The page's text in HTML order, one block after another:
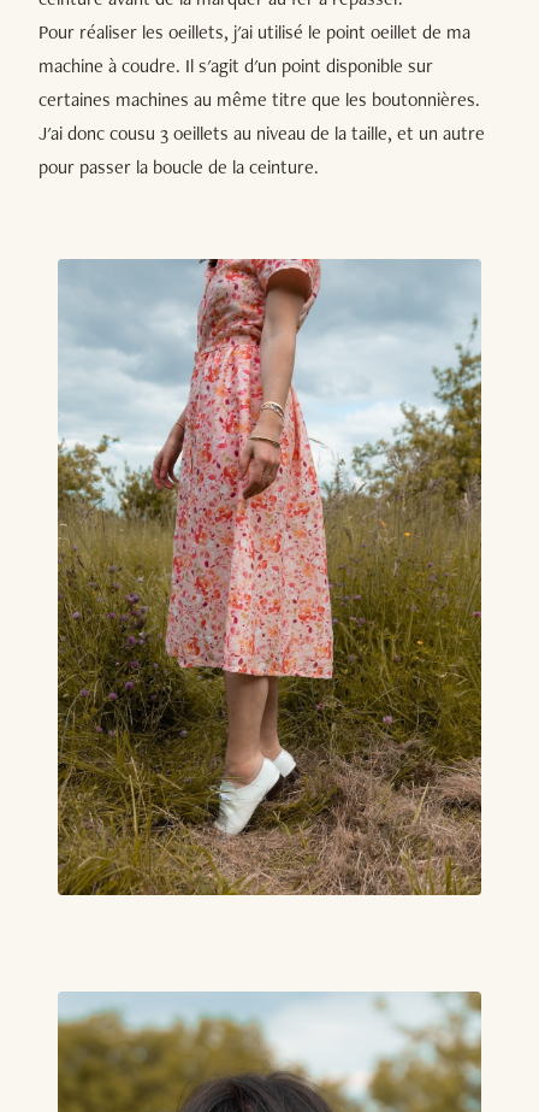
Pour réaliser les oeillets, j'ai utilisé le point oeillet de ma
machine à coudre. Il s'agit d'un point disponible sur
certaines machines au même titre que les boutonnières.
J'ai donc cousu 3 oeillets au niveau de la taille, et un autre
pour passer la boucle de la ceinture.